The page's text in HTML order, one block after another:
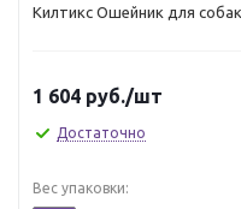
Килтикс Ошейник для
1 604 руб./шт
Достаточно
Вес упаковки: